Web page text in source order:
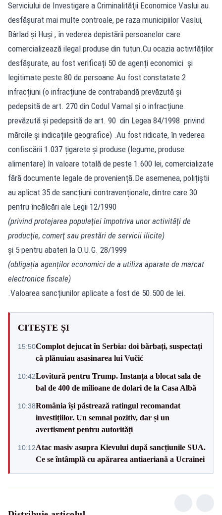
Serviciului de Investigare a Criminalităţii Economice Vaslui au
desfășurat mai multe controale, pe raza municipiilor Vaslui,
Bârlad și Huși , în vederea depistării persoanelor care
comercializează ilegal produse din tutun.Cu ocazia activităților
desfășurate, au fost verificați 50 de agenți economici și
legitimate peste 80 de persoane.Au fost constatate 2
infracțiuni (o infracțiune de contrabandă prevăzută și
pedepsită de art. 270 din Codul Vamal și o infracțiune
prevăzută și pedepsită de art. 90 din Legea 84/1998 privind
mărcile și indicațiile geografice) .Au fost ridicate, în vederea
confiscării 1.037 țigarete și produse (legume, produse
alimentare) în valoare totală de peste 1.600 lei, comercializate
fără documente legale de proveniență.De asemenea, polițiștii
au aplicat 35 de sancțiuni contravenționale, dintre care 30
pentru încălcări ale Legii 12/1990
(privind protejarea populaţiei împotriva unor activităţi de
producţie, comerţ sau prestări de servicii ilicite)
și 5 pentru abateri la O.U.G. 28/1999
(obligația agenților economici de a utiliza aparate de marcat
electronice fiscale)
.Valoarea sancțiunilor aplicate a fost de 50.500 de lei.
CITEȘTE ȘI
15:50Complot dejucat în Serbia: doi bărbați, suspectați
că plănuiau asasinarea lui Vučić
10:42Lovitură pentru Trump. Instanța a blocat sala de
bal de 400 de milioane de dolari de la Casa Albă
10:38România își păstrează ratingul recomandat
investițiilor. Un semnal pozitiv, dar și un
avertisment pentru autorități
10:12Atac masiv asupra Kievului după sancțiunile SUA.
Ce se întâmplă cu apărarea antiaeriană a Ucrainei